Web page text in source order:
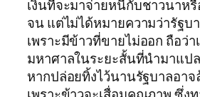
เงินที่จะมาจ่ายหนี้กับชาวนาหรื
จน แต่ไม่ได้หมายความว่ารัฐบ
เพราะมีข้าวที่ขายไม่ออก ถือว่
มหาศาลในระยะสั้นที่นำมาแป
หากปล่อยทิ้งไว้นานรัฐบาลอา